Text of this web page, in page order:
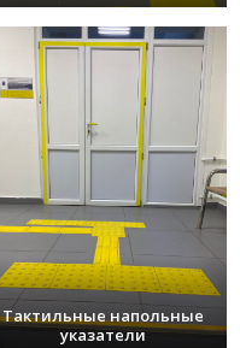
Тактильные напольные
указатели